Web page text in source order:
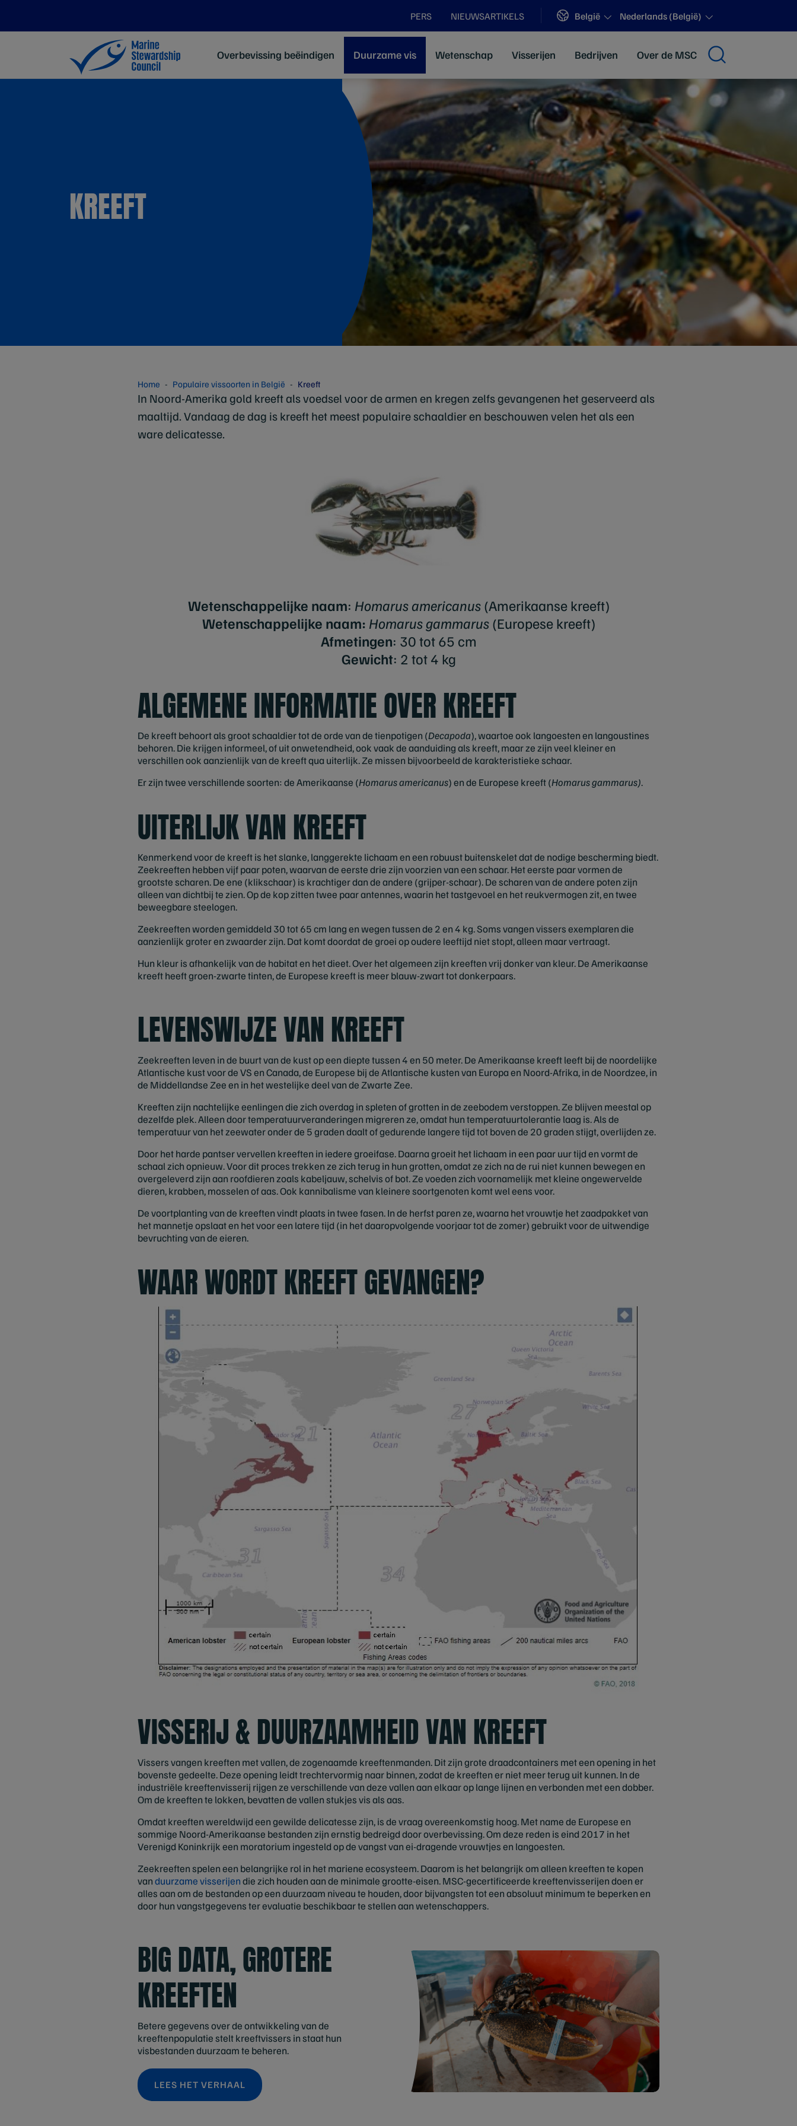
PERS NIEUWSARTIKELS Sites
België Nederlands (België)
Overbevissing beëindigen Duurzame vis Wetenschap Visserijen Bedrijven Over de MSC
KREEFT
Home Populaire vissoorten in België Kreeft
In Noord-Amerika gold kreeft als voedsel voor de armen en kregen zelfs gevangenen het geserveerd als
maaltijd. Vandaag de dag is kreeft het meest populaire schaaldier en beschouwen velen het als een
ware delicatesse.
Wetenschappelijke naam: Homarus americanus(Amerikaanse kreeft)
Wetenschappelijke naam: Homarus gammarus(Europese kreeft)
Afmetingen: 30 tot 65 cm
Gewicht: 2 tot 4 kg
ALGEMENE INFORMATIE OVER KREEFT
De kreeft behoort als groot schaaldier tot de orde van de tienpotigen (Decapoda), waartoe ook langoesten en langoustines
behoren. Die krijgen informeel, of uit onwetendheid, ook vaak de aanduiding als kreeft, maar ze zijn veel kleiner en
verschillen ook aanzienlijk van de kreeft qua uiterlijk. Ze missen bijvoorbeeld de karakteristieke schaar.
Er zijn twee verschillende soorten: de Amerikaanse (Homarus americanus) en de Europese kreeft (Homarus gammarus).
UITERLIJK VAN KREEFT
Kenmerkend voor de kreeft is het slanke, langgerekte lichaam en een robuust buitenskelet dat de nodige bescherming biedt.
Zeekreeften hebben vijf paar poten, waarvan de eerste drie zijn voorzien van een schaar. Het eerste paar vormen de
grootste scharen. De ene (klikschaar) is krachtiger dan de andere (grijper-schaar). De scharen van de andere poten zijn
alleen van dichtbij te zien. Op de kop zitten twee paar antennes, waarin het tastgevoel en het reukvermogen zit, en twee
beweegbare steelogen.
Zeekreeften worden gemiddeld 30 tot 65 cm lang en wegen tussen de 2 en 4 kg. Soms vangen vissers exemplaren die
aanzienlijk groter en zwaarder zijn. Dat komt doordat de groei op oudere leeftijd niet stopt, alleen maar vertraagt.
Hun kleur is afhankelijk van de habitat en het dieet. Over het algemeen zijn kreeften vrij donker van kleur. De Amerikaanse
kreeft heeft groen-zwarte tinten, de Europese kreeft is meer blauw-zwart tot donkerpaars.
LEVENSWIJZE VAN KREEFT
Zeekreeften leven in de buurt van de kust op een diepte tussen 4 en 50 meter. De Amerikaanse kreeft leeft bij de noordelijke
Atlantische kust voor de VS en Canada, de Europese bij de Atlantische kusten van Europa en Noord-Afrika, in de Noordzee, in
de Middellandse Zee en in het westelijke deel van de Zwarte Zee.
Kreeften zijn nachtelijke eenlingen die zich overdag in spleten of grotten in de zeebodem verstoppen. Ze blijven meestal op
dezelfde plek. Alleen door temperatuurveranderingen migreren ze, omdat hun temperatuurtolerantie laag is. Als de
temperatuur van het zeewater onder de 5 graden daalt of gedurende langere tijd tot boven de 20 graden stijgt, overlijden ze.
Door het harde pantser vervellen kreeften in iedere groeifase. Daarna groeit het lichaam in een paar uur tijd en vormt de
schaal zich opnieuw. Voor dit proces trekken ze zich terug in hun grotten, omdat ze zich na de rui niet kunnen bewegen en
overgeleverd zijn aan roofdieren zoals kabeljauw, schelvis of bot. Ze voeden zich voornamelijk met kleine ongewervelde
dieren, krabben, mosselen of aas. Ook kannibalisme van kleinere soortgenoten komt wel eens voor.
De voortplanting van de kreeften vindt plaats in twee fasen. In de herfst paren ze, waarna het vrouwtje het zaadpakket van
het mannetje opslaat en het voor een latere tijd (in het daaropvolgende voorjaar tot de zomer) gebruikt voor de uitwendige
bevruchting van de eieren.
WAAR WORDT KREEFT GEVANGEN?
VISSERIJ & DUURZAAMHEID VAN KREEFT
Vissers vangen kreeften met vallen, de zogenaamde kreeftenmanden. Dit zijn grote draadcontainers met een opening in het
bovenste gedeelte. Deze opening leidt trechtervormig naar binnen, zodat de kreeften er niet meer terug uit kunnen. In de
industriële kreeftenvisserij rijgen ze verschillende van deze vallen aan elkaar op lange lijnen en verbonden met een dobber.
Om de kreeften te lokken, bevatten de vallen stukjes vis als aas.
Omdat kreeften wereldwijd een gewilde delicatesse zijn, is de vraag overeenkomstig hoog. Met name de Europese en
sommige Noord-Amerikaanse bestanden zijn ernstig bedreigd door overbevissing. Om deze reden is eind 2017 in het
Verenigd Koninkrijk een moratorium ingesteld op de vangst van ei-dragende vrouwtjes en langoesten.
Zeekreeften spelen een belangrijke rol in het mariene ecosysteem. Daarom is het belangrijk om alleen kreeften te kopen
vanduurzame visserijendie zich houden aan de minimale grootte-eisen. MSC-gecertificeerde kreeftenvisserijen doen er
alles aan om de bestanden op een duurzaam niveau te houden, door bijvangsten tot een absoluut minimum te beperken en
door hun vangstgegevens ter evaluatie beschikbaar te stellen aan wetenschappers.
BIG DATA, GROTERE
KREEFTEN
Betere gegevens over de ontwikkeling van de
kreeftenpopulatie stelt kreeftvissers in staat hun
visbestanden duurzaam te beheren.
LEES HET VERHAAL